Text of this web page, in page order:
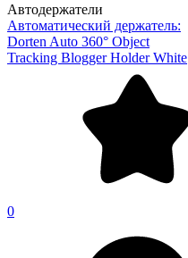
Автодержатели
Автоматический держатель:
Dorten Auto 360° Object
Tracking Blogger Holder White
0